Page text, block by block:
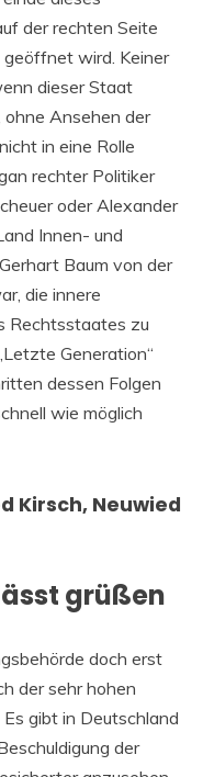
der rechten Seite
wird. Keiner
dieser Staat
Ansehen der
in eine Rolle
rechter Politiker
oder Alexander
Innen- und
Baum von der
die innere
Rechtsstaates zu
Generation“
dessen Folgen
wie möglich
Kirsch, Neuwied
grüßen
doch erst
der sehr hohen
gibt in Deutschland
der